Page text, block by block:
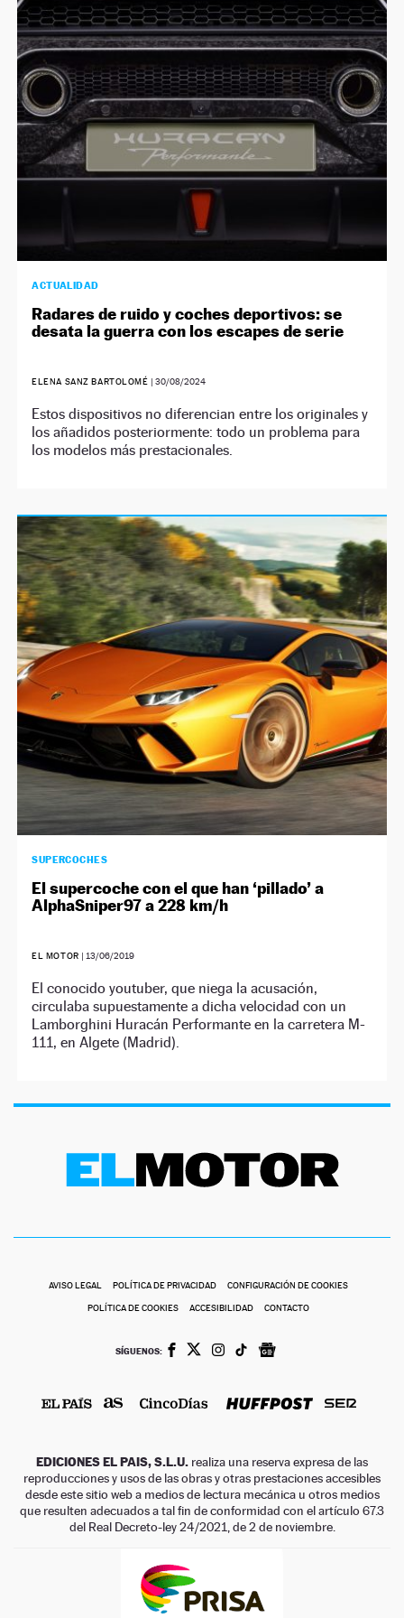
NEWSLETTER
SÍGUENOS
ACTUALIDAD
Radares de ruido y coches deportivos: se
desata la guerra con los escapes de serie
ELENA SANZ BARTOLOMÉ | 30/08/2024
Estos dispositivos no diferencian entre los originales y
los añadidos posteriormente: todo un problema para
los modelos más prestacionales.
SUPERCOCHES
El supercoche con el que han ‘pillado’ a
AlphaSniper97 a 228 km/h
EL MOTOR | 13/06/2019
El conocido youtuber, que niega la acusación,
circulaba supuestamente a dicha velocidad con un
Lamborghini Huracán Performante en la carretera M-
111, en Algete (Madrid).
AVISO LEGAL POLÍTICA DE PRIVACIDAD CONFIGURACIÓN DE COOKIES
POLÍTICA DE COOKIES ACCESIBILIDAD CONTACTO
SÍGUENOS:
EDICIONES EL PAIS, S.L.U. realiza una reserva expresa de las
reproducciones y usos de las obras y otras prestaciones accesibles
desde este sitio web a medios de lectura mecánica u otros medios
que resulten adecuados a tal fin de conformidad con el artículo 67.3
del Real Decreto-ley 24/2021, de 2 de noviembre.